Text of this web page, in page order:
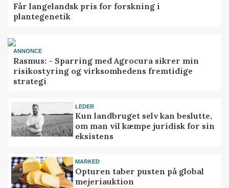
Får langelandsk pris for forskning i
plantegenetik
ANNONCE
Rasmus: - Sparring med Agrocura sikrer min
risikostyring og virksomhedens fremtidige
strategi
LEDER
Kun landbruget selv kan beslutte,
om man vil kæmpe juridisk for sin
eksistens
MARKED
Opturen taber pusten på global
mejeriauktion